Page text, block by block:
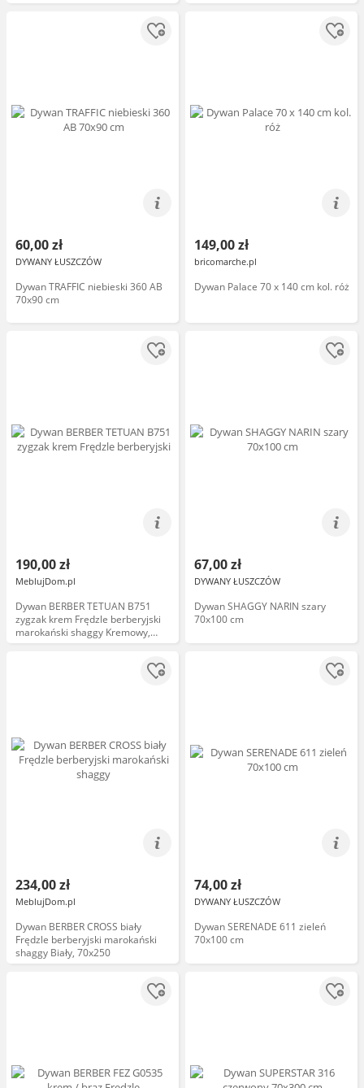
60,00 zł
DYWANY ŁUSZCZÓW
Dywan TRAFFIC niebieski 360 AB
70x90 cm
149,00 zł
bricomarche.pl
Dywan Palace 70 x 140 cm kol. róż
190,00 zł
MeblujDom.pl
Dywan BERBER TETUAN B751
zygzak krem Frędzle berberyjski
marokański shaggy Kremowy,
70x200
67,00 zł
DYWANY ŁUSZCZÓW
Dywan SHAGGY NARIN szary
70x100 cm
234,00 zł
MeblujDom.pl
Dywan BERBER CROSS biały
Frędzle berberyjski marokański
shaggy Biały, 70x250
74,00 zł
DYWANY ŁUSZCZÓW
Dywan SERENADE 611 zieleń
70x100 cm